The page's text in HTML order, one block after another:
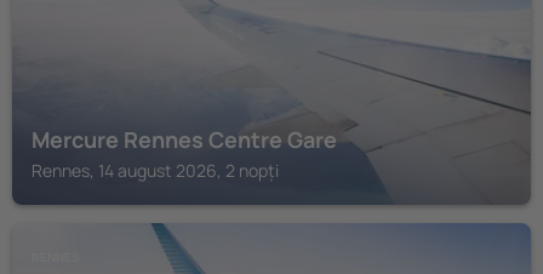
Mercure Rennes Centre Gare
Rennes, 14 august 2026, 2 nopți